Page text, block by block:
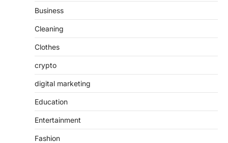
Business
Cleaning
Clothes
crypto
digital marketing
Education
Entertainment
Fashion